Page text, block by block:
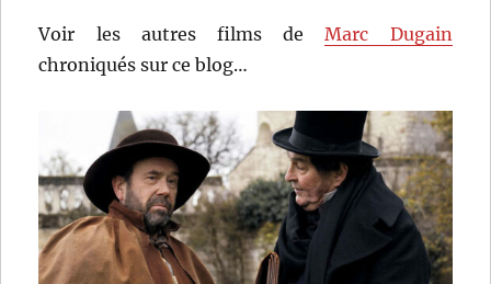
Voir les autres films deMarc Dugain
chroniqués sur ce blog…